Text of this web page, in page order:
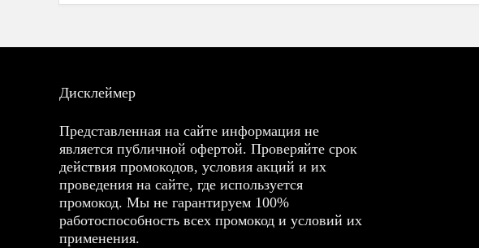
Дисклеймер
Представленная на сайте информация не
является публичной офертой. Проверяйте срок
действия промокодов, условия акций и их
проведения на сайте, где используется
промокод. Мы не гарантируем 100%
работоспособность всех промокод и условий их
применения.